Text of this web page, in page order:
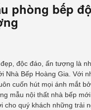
phòng bếp
đẹp, độc đáo, ấn tượng là
Nhà Bếp Hoàng Gia. Với
cuốn hút mọi ánh mắt
mẫu nội thất nhà bếp
cho quý khách những trải